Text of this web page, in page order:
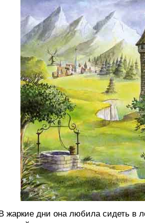
жаркие дни она любила сидеть в